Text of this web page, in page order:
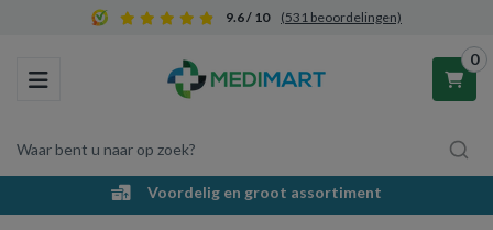
9.6 / 10 (531 beoordelingen)
Toggle navigation
Waar bent u naar op zoek?
0
Winkelwagen
Voordelig en groot assortiment